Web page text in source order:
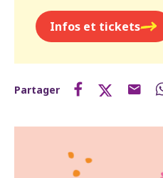
Infos et tickets
Partager